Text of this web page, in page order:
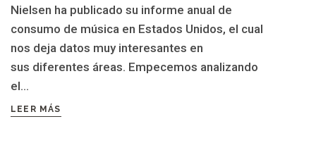
Nielsen ha publicado su informe anual de
consumo de música en Estados Unidos, el cual
nos deja datos muy interesantes en
sus diferentes áreas. Empecemos analizando
el...
LEER MÁS